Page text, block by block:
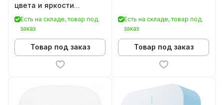
цвета и яркости
(ЦокольE14)
Есть на складе, товар под
заказ
Товар под заказ
Есть на складе, товар под
заказ
Товар под заказ